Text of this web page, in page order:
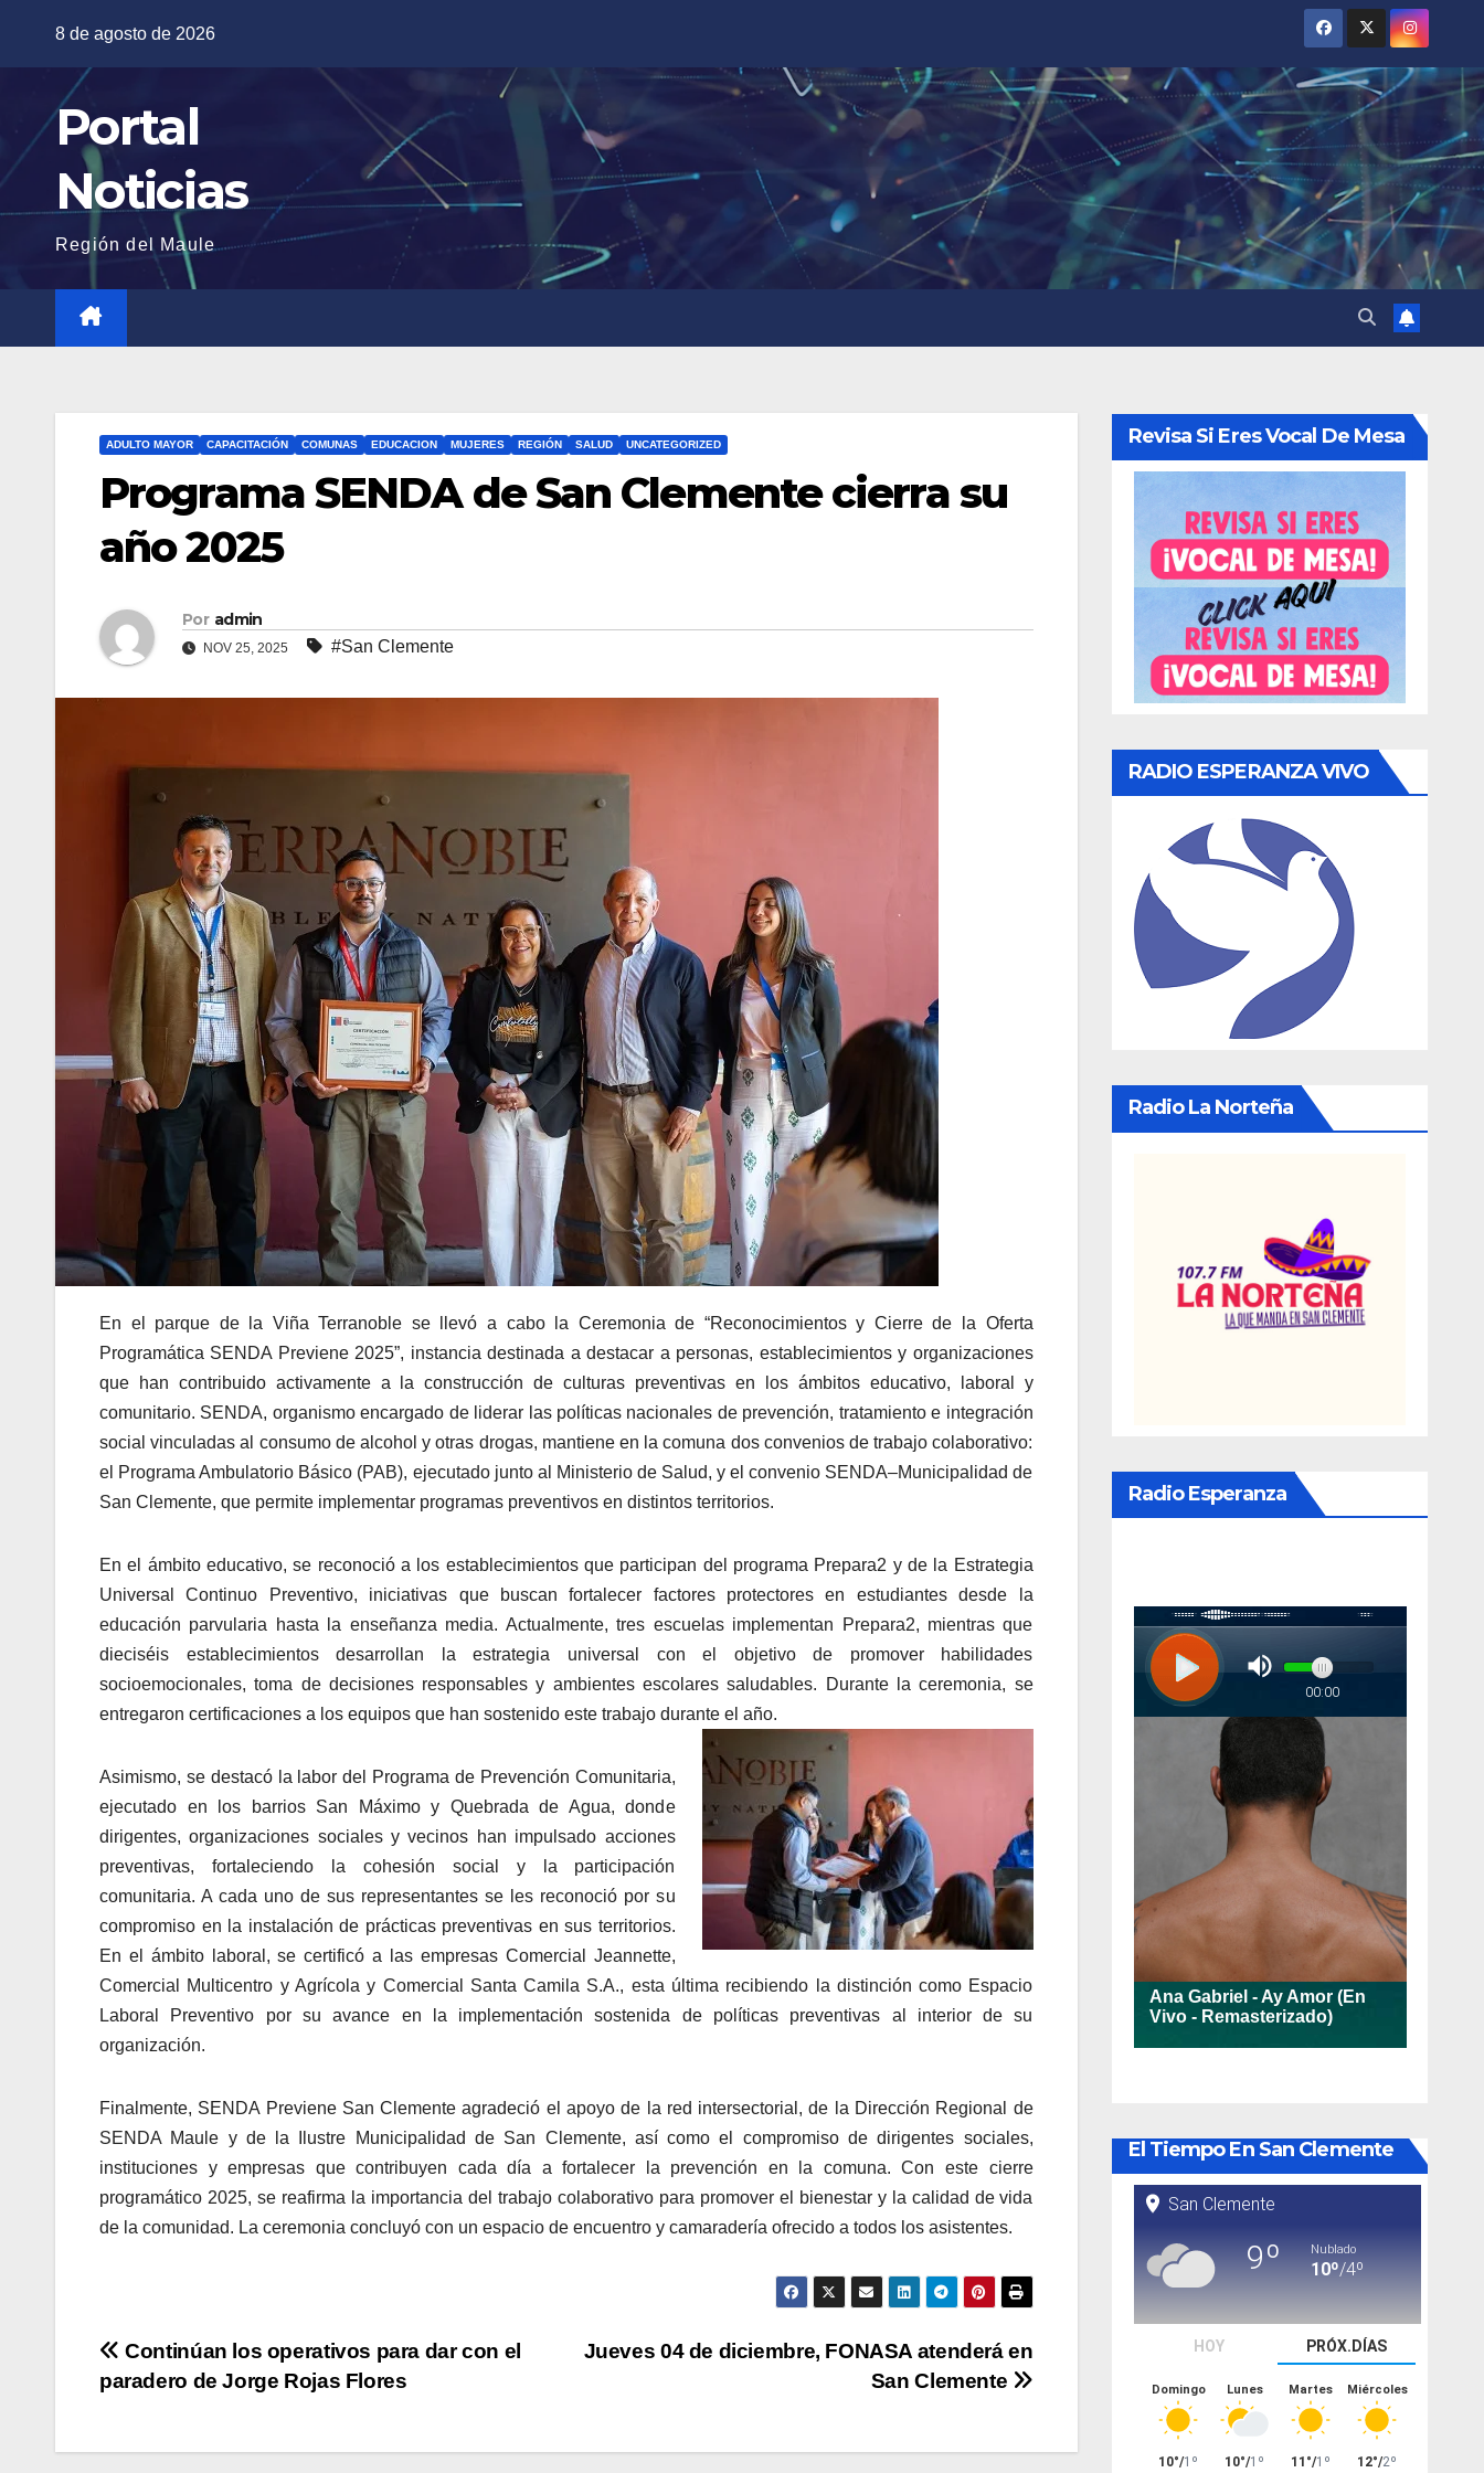
contenido
8 de agosto de 2026
Portal
Noticias
Región del Maule
ADULTO MAYOR CAPACITACIÓN COMUNAS EDUCACION MUJERES REGIÓN SALUD UNCATEGORIZED
Programa SENDA de San Clemente cierra su
año 2025
Por admin
NOV 25, 2025 #San Clemente
En el parque de la Viña Terranoble se llevó a cabo la Ceremonia de “Reconocimientos y Cierre de la Oferta
Programática SENDA Previene 2025”, instancia destinada a destacar a personas, establecimientos y organizaciones
que han contribuido activamente a la construcción de culturas preventivas en los ámbitos educativo, laboral y
comunitario. SENDA, organismo encargado de liderar las políticas nacionales de prevención, tratamiento e integración
social vinculadas al consumo de alcohol y otras drogas, mantiene en la comuna dos convenios de trabajo colaborativo:
el Programa Ambulatorio Básico (PAB), ejecutado junto al Ministerio de Salud, y el convenio SENDA–Municipalidad de
San Clemente, que permite implementar programas preventivos en distintos territorios.
En el ámbito educativo, se reconoció a los establecimientos que participan del programa Prepara2 y de la Estrategia
Universal Continuo Preventivo, iniciativas que buscan fortalecer factores protectores en estudiantes desde la
educación parvularia hasta la enseñanza media. Actualmente, tres escuelas implementan Prepara2, mientras que
dieciséis establecimientos desarrollan la estrategia universal con el objetivo de promover habilidades
socioemocionales, toma de decisiones responsables y ambientes escolares saludables. Durante la ceremonia, se
entregaron certificaciones a los equipos que han sostenido este trabajo durante el año.
Asimismo, se destacó la labor del Programa de Prevención Comunitaria,
ejecutado en los barrios San Máximo y Quebrada de Agua, donde
dirigentes, organizaciones sociales y vecinos han impulsado acciones
preventivas, fortaleciendo la cohesión social y la participación
comunitaria. A cada uno de sus representantes se les reconoció por su
compromiso en la instalación de prácticas preventivas en sus territorios.
En el ámbito laboral, se certificó a las empresas Comercial Jeannette,
Comercial Multicentro y Agrícola y Comercial Santa Camila S.A., esta última recibiendo la distinción como Espacio
Laboral Preventivo por su avance en la implementación sostenida de políticas preventivas al interior de su
organización.
Finalmente, SENDA Previene San Clemente agradeció el apoyo de la red intersectorial, de la Dirección Regional de
SENDA Maule y de la Ilustre Municipalidad de San Clemente, así como el compromiso de dirigentes sociales,
instituciones y empresas que contribuyen cada día a fortalecer la prevención en la comuna. Con este cierre
programático 2025, se reafirma la importancia del trabajo colaborativo para promover el bienestar y la calidad de vida
de la comunidad. La ceremonia concluyó con un espacio de encuentro y camaradería ofrecido a todos los asistentes.
Navegación
de
entradas
Jueves 04 de diciembre, FONASA atenderá en
San Clemente
Continúan los operativos para dar con el
paradero de Jorge Rojas Flores
Revisa Si Eres Vocal De Mesa
RADIO ESPERANZA VIVO
Radio La Norteña
Radio Esperanza
El Tiempo En San Clemente